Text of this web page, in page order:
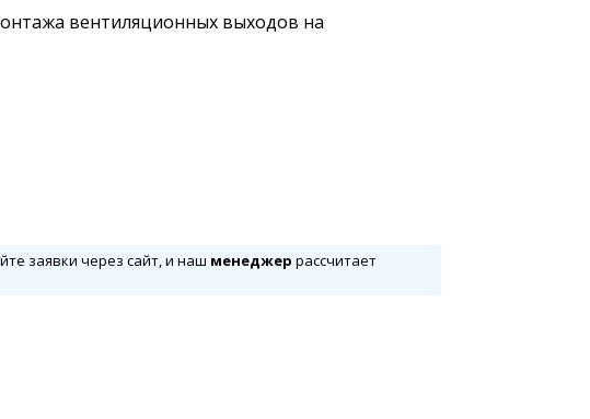
вентиляционных выходов на
заявки через сайт, и наш менеджер рассчитает